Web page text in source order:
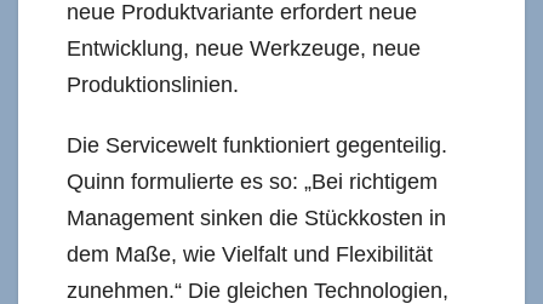
neue Produktvariante erfordert neue
Entwicklung, neue Werkzeuge, neue
Produktionslinien.
Die Servicewelt funktioniert gegenteilig.
Quinn formulierte es so: „Bei richtigem
Management sinken die Stückkosten in
dem Maße, wie Vielfalt und Flexibilität
zunehmen.“ Die gleichen Technologien,